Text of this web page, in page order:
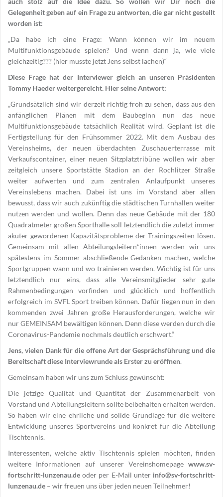
Gelegenheit geben auf ein Frage zu antworten, die gar nicht gestellt
worden ist:
„Da habe ich eine Frage: Wann können wir im neuem
Multifunktionsgebäude spielen? Und wenn dann ja, wie viele
gleichzeitig??? (hier musste jetzt Jens selbst lachen)“
Diese Frage hat der Interviewer gleich an unseren Präsidenten
Tommy Haeder weitergereicht. Hier seine Antwort:
„Grundsätzlich sind wir derzeit richtig froh zu sehen, dass aus den
anfänglichen Plänen mit dem Baubeginn nun das neue
Multifunktionsgebäude tatsächlich Realität wird. Geplant ist die
Fertigstellung für den Frühsommer 2022. Mit dem Ausbau des
Vereinsheims, der neuen überdachten Zuschauerterrasse mit
Verkaufscontainer, einer neuen Sitzplatztribüne wollen wir aber
zeitgleich unsere Sportstätte Stadion an der Rochlitzer Straße
weiter aufwerten und zum zentralen Anlaufpunkt unseres
Vereinslebens machen. Dabei ist uns im Vorstand aber allen
bewusst, dass wir auch zukünftig die städtischen Turnhallen weiter
nutzen werden und wollen. Denn das neue Gebäude mit der 180
Quadratmeter großen Sporthalle soll letztendlich die zuletzt immer
akuter gewordenen Kapazitätsprobleme der Trainingszeiten lösen.
Gemeinsam mit allen Abteilungsleitern*innen werden wir uns
spätestens im Sommer abschließende Gedanken machen, welche
Sportgruppen wann und wo trainieren werden. Wichtig ist für uns
letztendlich nur eins, dass alle Vereinsmitglieder sehr gute
Rahmenbedingungen vorfinden und glücklich und hoffentlich
erfolgreich im SVFL Sport treiben können. Dafür liegen nun in den
kommenden zwei Jahren große Herausforderungen, welche wir
nur GEMEINSAM bewältigen können. Denn diese werden durch die
Coronavirus-Pandemie nochmals deutlich erschwert.“
Jens, vielen Dank für die offene Art der Gesprächsführung und die
Bereitschaft diese Interviewrunde als Erster zu eröffnen.
Gemeinsam haben wir uns zum Schluss gewünscht:
Die jetzige Qualität und Quantität der Zusammenarbeit von
Vorstand und Abteilungsleitern sollte beibehalten erhalten werden.
So haben wir eine ehrliche und solide Grundlage für die weitere
Entwicklung unseres Sportvereins und konkret für die Abteilung
Tischtennis.
Interessenten, welche aktiv Tischtennis spielen möchten, finden
weitere Informationen auf unserer Vereinshomepage www.sv-
fortschritt-lunzenau.de oder per E-Mail unter info@sv-fortschritt-
lunzenau.de – wir freuen uns über jeden neuen Teilnehmer!